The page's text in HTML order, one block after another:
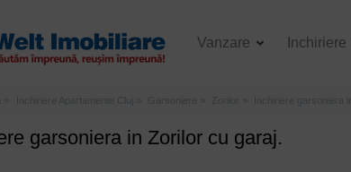
Vanzare Inchiriere
Inchiriere Apartamente Cluj Garsoniere Zorilor Inchiriere garsoniera
garsoniera in Zorilor cu garaj.